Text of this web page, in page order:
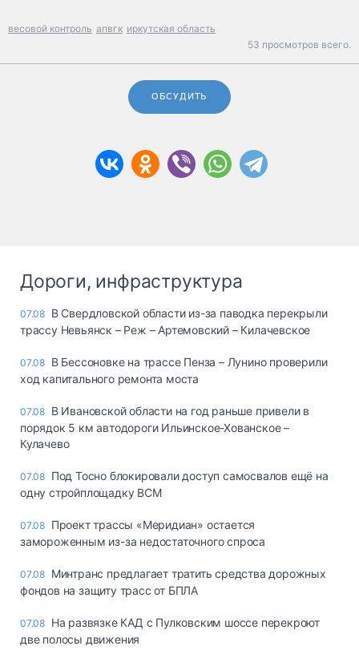
весовой контроль апвгк иркутская область
53 просмотров всего.
ОБСУДИТЬ
Дороги, инфраструктура
07.08 В Свердловской области из-за паводка перекрыли
трассу Невьянск – Реж – Артемовский – Килачевское
07.08 В Бессоновке на трассе Пенза – Лунино проверили
ход капитального ремонта моста
07.08 В Ивановской области на год раньше привели в
порядок 5 км автодороги Ильинское-Хованское –
Кулачево
07.08 Под Тосно блокировали доступ самосвалов ещё на
одну стройплощадку ВСМ
07.08 Проект трассы «Меридиан» остается
замороженным из-за недостаточного спроса
07.08 Минтранс предлагает тратить средства дорожных
фондов на защиту трасс от БПЛА
07.08 На развязке КАД с Пулковским шоссе перекроют
две полосы движения